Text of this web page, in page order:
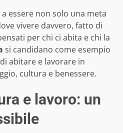
essere non solo una meta
vivere davvero, fatto di
per chi ci abita e chi la
si candidano come esempio
abitare e lavorare in
cultura e benessere.
e lavoro: un